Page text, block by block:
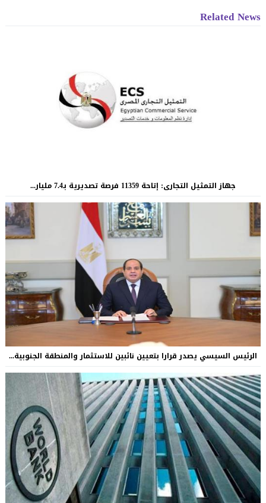
Related News
جهاز التمثيل التجارى: إتاحة 11359 فرصة تصديرية بـ7.4 مليار...
الرئيس السيسي يصدر قرارا بتعيين نائبين للاستثمار والمنطقة الجنوبية...